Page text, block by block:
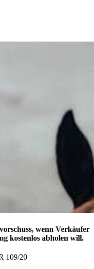
wenn Verkäufer
kostenlos abholen will.
109/20